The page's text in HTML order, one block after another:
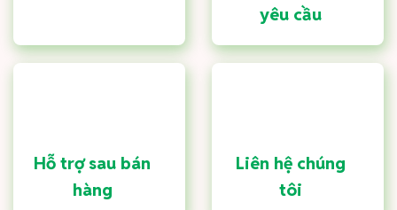
yêu cầu
Hỗ trợ sau bán
hàng
Liên hệ chúng
tôi